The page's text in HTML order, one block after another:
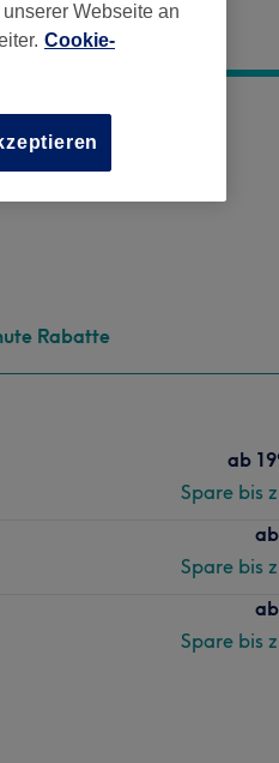
Rabatte
ab
Spare bis
ab
Spare bis
ab
Spare bis
Webseite an
Cookie-